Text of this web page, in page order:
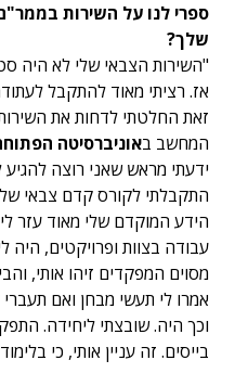
ספרי לנו על השירות
שלך?
"השירות הצבאי שלי לא היה
אז. רציתי מאוד להתקבל
זאת החלטתי לדחות את
המחשב באוניברסיטה
ידעתי מראש שאני רוצה להגיע
התקבלתי לקורס קדם צבאי
הידע המוקדם שלי מאוד עזר
עבודה בצוות ופרויקטים,
מסוים המפקדים זיהו אותי,
אמרו לי תעשי מבחן ואם
וכך היה. שובצתי ליחידה.
בייסים. זה עניין אותי, כי